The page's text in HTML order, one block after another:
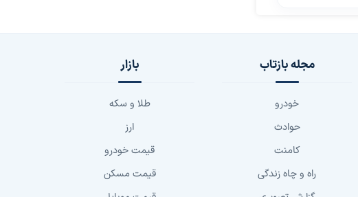
مجله بازتاب
خودرو
حوادث
کامنت
راه و چاه زندگی
بازار
طلا و سکه
ارز
قیمت خودرو
قیمت مسکن